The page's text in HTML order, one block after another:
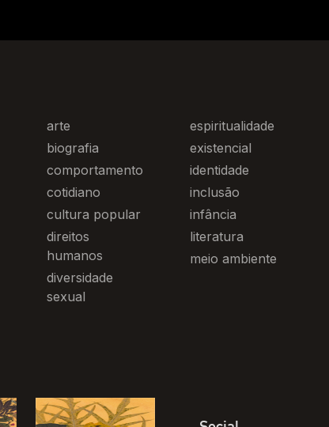
arte
biografia
comportamento
cotidiano
cultura popular
direitos
humanos
diversidade
sexual
espiritualidade
existencial
identidade
inclusão
infância
literatura
meio ambiente